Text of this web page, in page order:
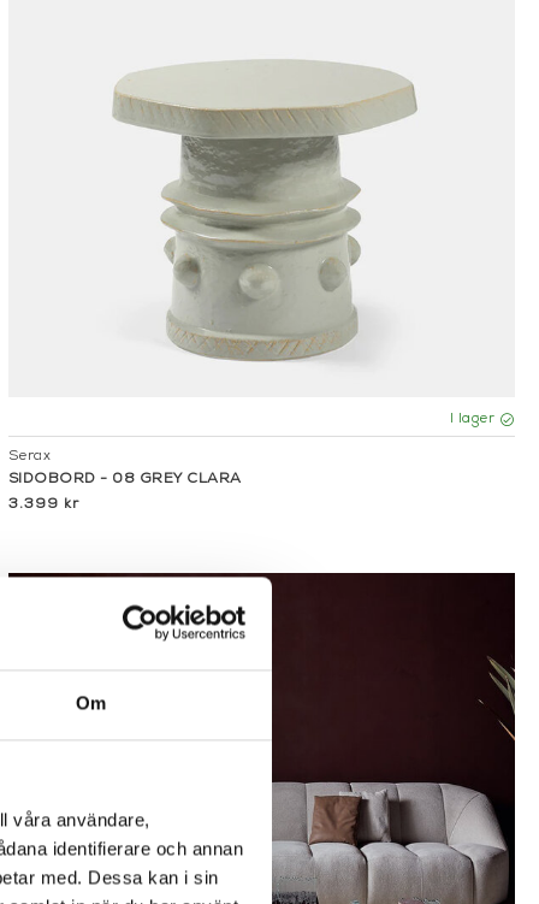
Om
våra användare,
identifierare och annan
med. Dessa kan i sin
I lager
Serax
SIDOBORD - 08 GREY CLARA
3.399 kr